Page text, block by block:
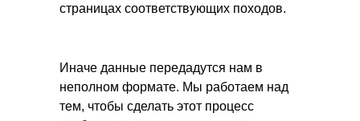
страницах соответствующих походов.
Иначе данные передадутся нам в
неполном формате. Мы работаем над
тем, чтобы сделать этот процесс